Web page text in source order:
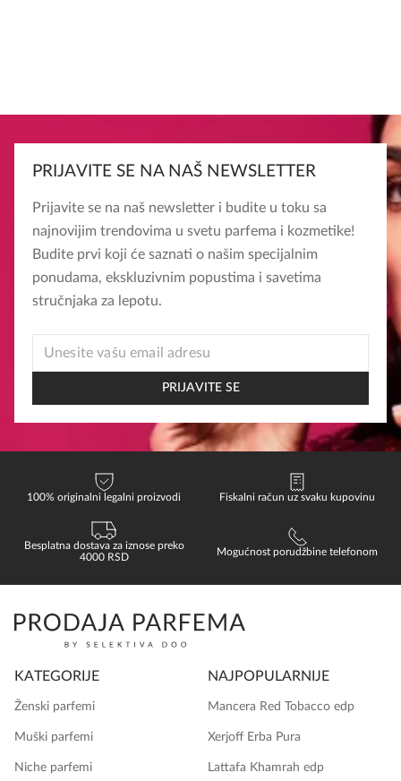
PRIJAVITE SE NA NAŠ NEWSLETTER
Prijavite se na naš newsletter i budite u toku sa
najnovijim trendovima u svetu parfema i kozmetike!
Budite prvi koji će saznati o našim specijalnim
ponudama, ekskluzivnim popustima i savetima
stručnjaka za lepotu.
EMAIL
PRIJAVITE SE
100% originalni legalni proizvodi Fiskalni račun uz svaku kupovinu
Besplatna dostava za iznose preko
4000 RSD
Mogućnost porudžbine telefonom
KATEGORIJE
Ženski parfemi
Muški parfemi
Niche parfemi
NAJPOPULARNIJE
Mancera Red Tobacco edp
Xerjoff Erba Pura
Lattafa Khamrah edp